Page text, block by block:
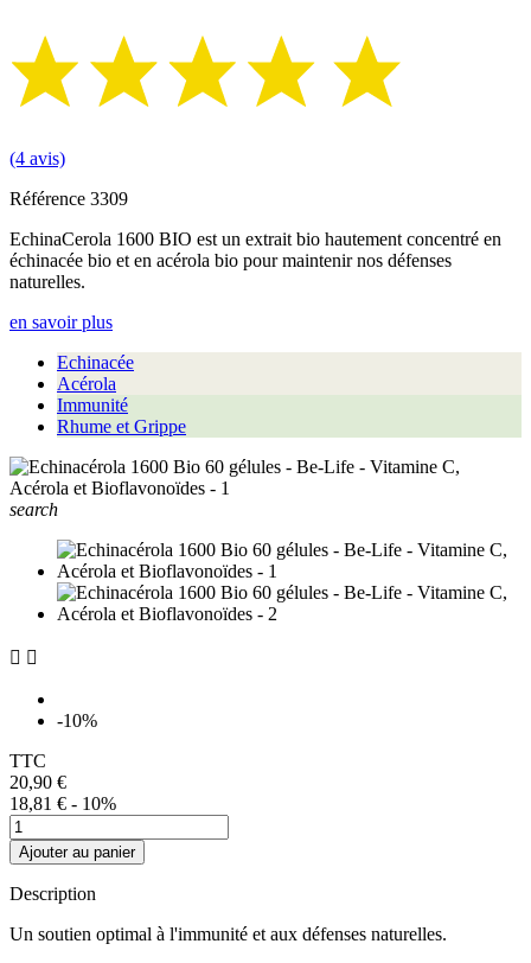
(4 avis)
Référence 3309
EchinaCerola 1600 BIO est un extrait bio hautement concentré en
échinacée bio et en acérola bio pour maintenir nos défenses
naturelles.
en savoir plus
Echinacée
Acérola
Immunité
Rhume et Grippe
search
 
-10%
TTC
20,90 €
18,81 € - 10%
Ajouter au panier
Description
Un soutien optimal à l'immunité et aux défenses naturelles.